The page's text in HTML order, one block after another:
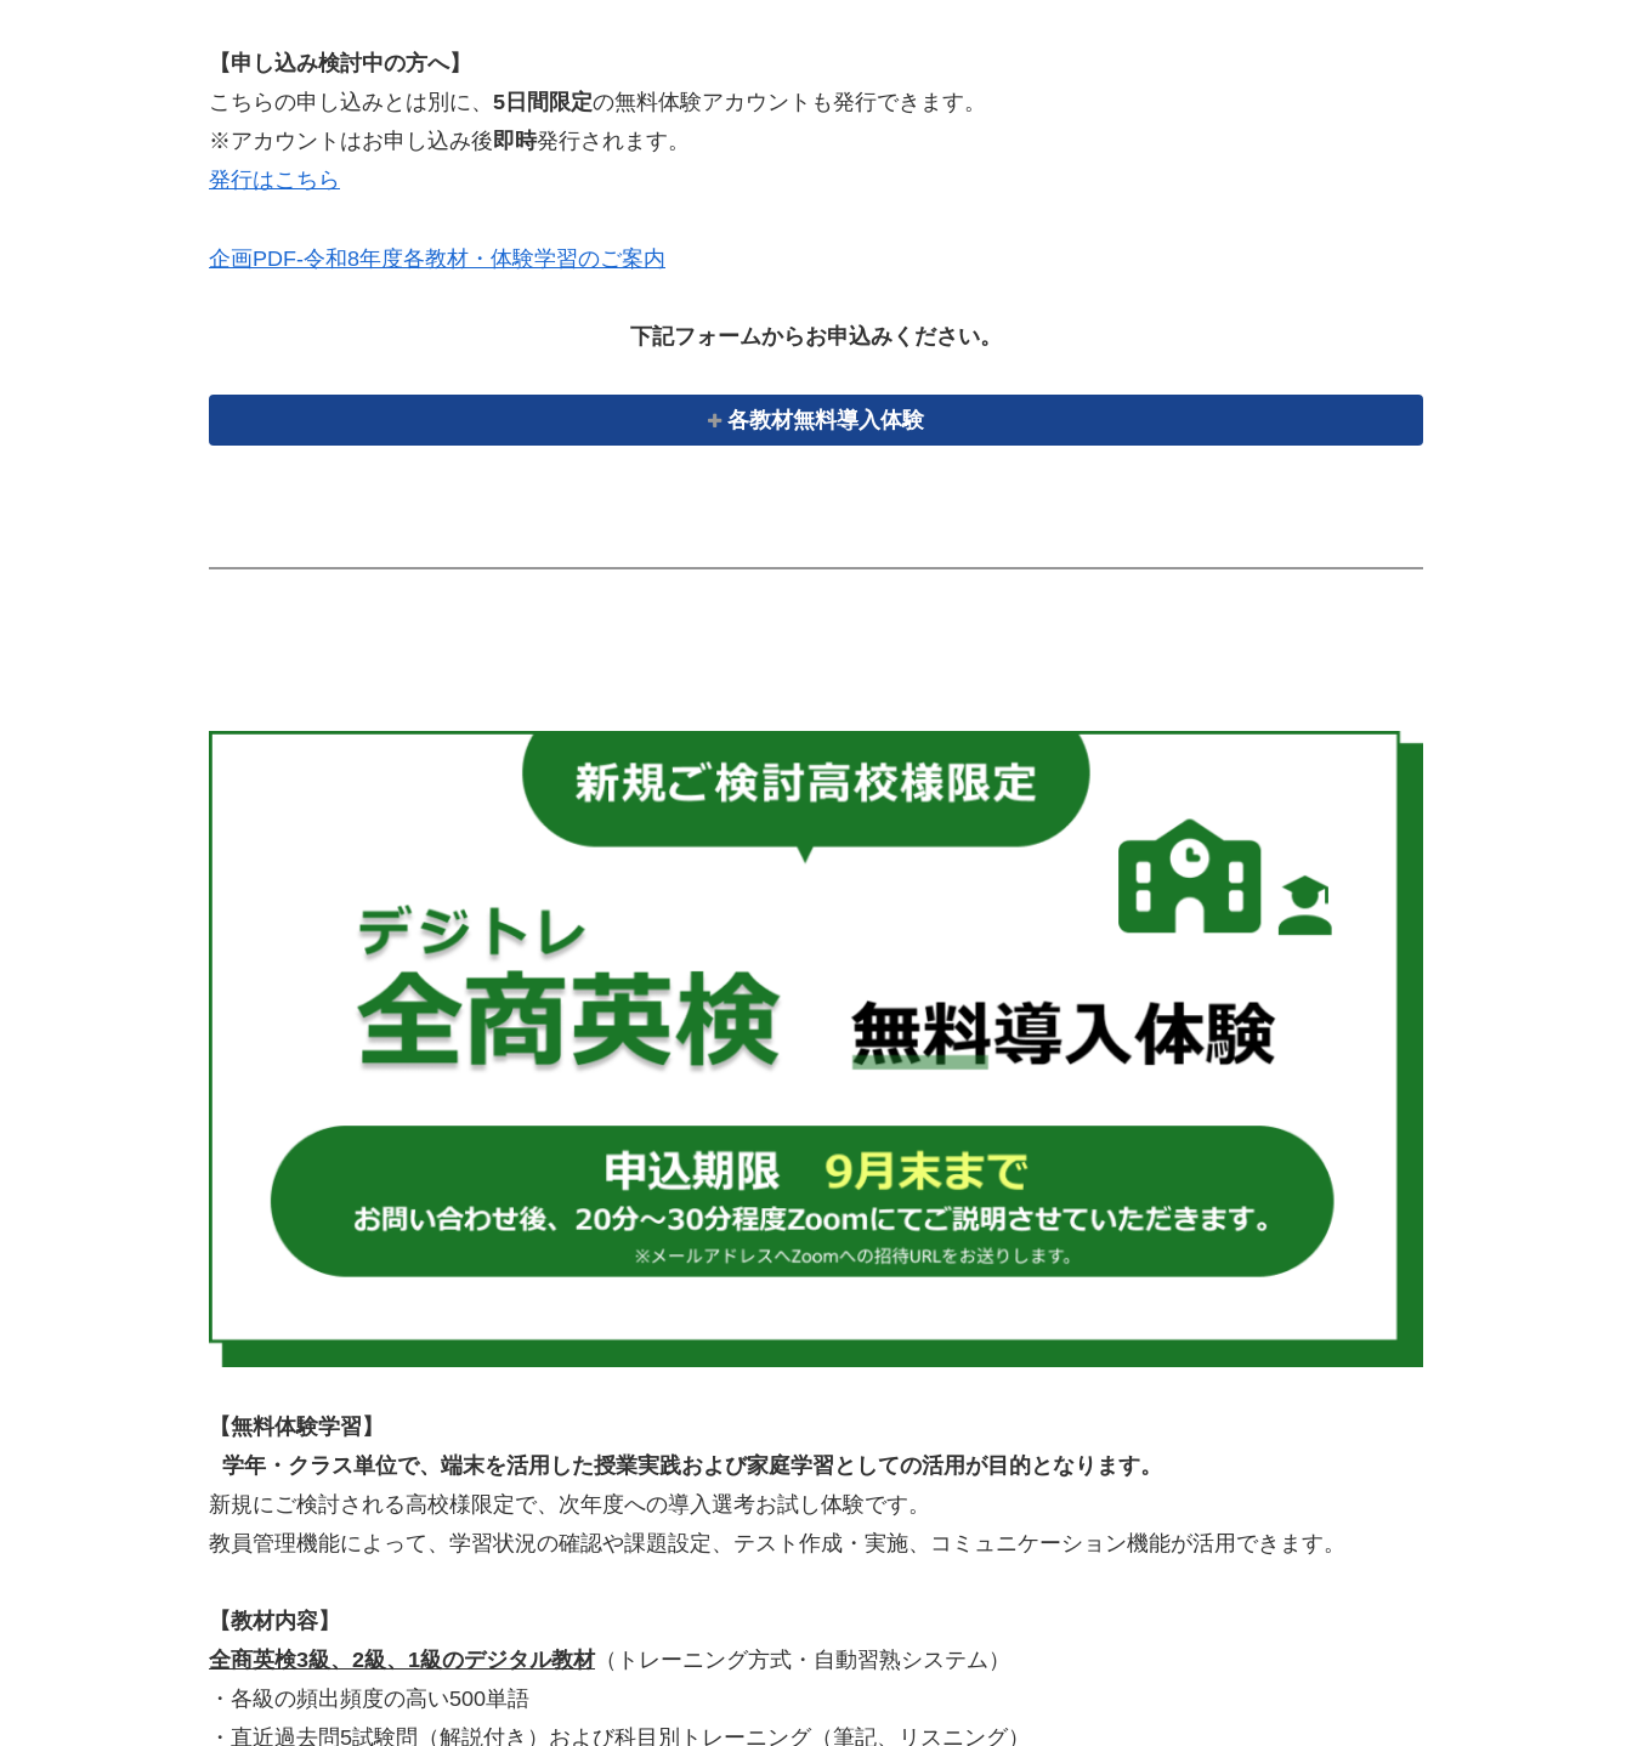
【申し込み検討中の方へ】
こちらの申し込みとは別に、 5日間限定の無料体験アカウントも発行できます。
※アカウントはお申し込み後即時発行されます。
発行はこちら
企画PDF-令和8年度各教材・体験学習のご案内
下記フォームからお申込みください。
各教材無料導入体験
【無料体験学習】
学年・クラス単位で、端末を活用した授業実践および家庭学習としての活用が目的となります。
新規にご検討される高校様限定で、次年度への導入選考お試し体験です。
教員管理機能によって、学習状況の確認や課題設定、テスト作成・実施、コミュニケーション機能が活用できます。
【教材内容】
全商英検3級、2級、1級のデジタル教材（トレーニング方式・自動習熟システム）
・各級の頻出頻度の高い500単語
・直近過去問5試験問（解説付き）および科目別トレーニング（筆記、リスニング）